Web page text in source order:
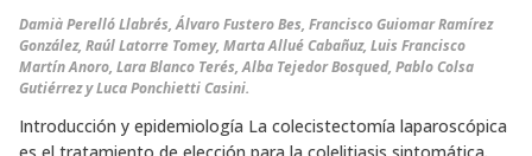
Damià Perelló Llabrés, Álvaro Fustero Bes, Francisco Guiomar Ramírez
González, Raúl Latorre Tomey, Marta Allué Cabañuz, Luis Francisco
Martín Anoro, Lara Blanco Terés, Alba Tejedor Bosqued, Pablo Colsa
Gutiérrez y Luca Ponchietti Casini.
Introducción y epidemiología La colecistectomía laparoscópica